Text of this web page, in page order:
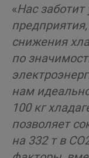
«Нас
снижения
по
нам
100 кг
позволяет
на 332 т в